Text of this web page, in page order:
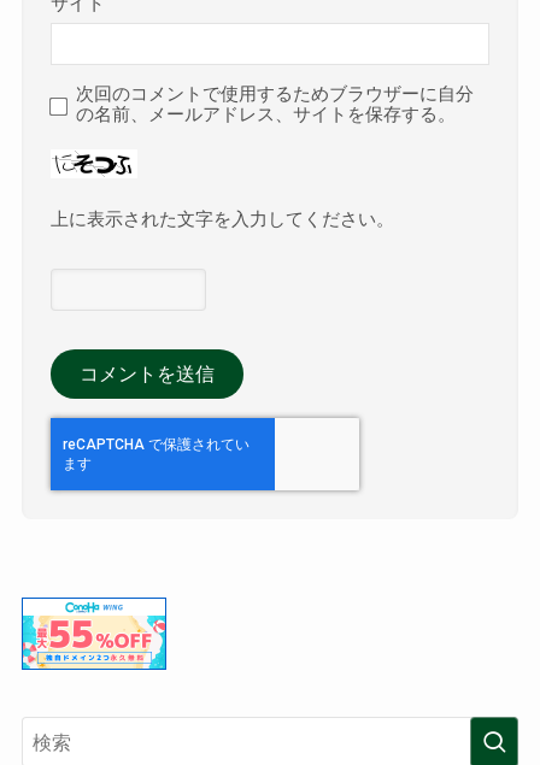
サイト
次回のコメントで使用するためブラウザーに自分
の名前、メールアドレス、サイトを保存する。
上に表示された文字を入力してください。